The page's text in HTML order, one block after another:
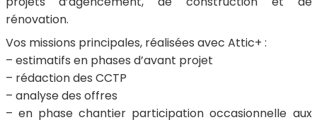
rénovation.
Vos missions principales, réalisées avec Attic+ :
– estimatifs en phases d’avant projet
– rédaction des CCTP
– analyse des offres
– en phase chantier participation occasionnelle aux